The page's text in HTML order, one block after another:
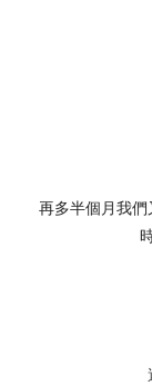
再多半個月我